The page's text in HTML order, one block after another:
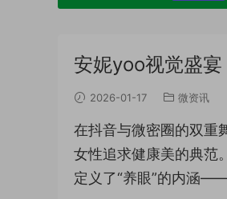
安妮yoo视觉盛
2026-01-17 微资讯
在抖音与微密圈的双重
女性追求健康美的典范
定义了“养眼”的内涵